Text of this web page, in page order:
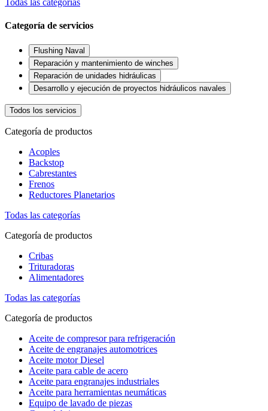
Todas las categorías
Categoría de servicios
Flushing Naval
Reparación y mantenimiento de winches
Reparación de unidades hidráulicas
Desarrollo y ejecución de proyectos hidráulicos navales
Todos los servicios
Categoría de productos
Acoples
Backstop
Cabrestantes
Frenos
Reductores Planetarios
Todas las categorías
Categoría de productos
Cribas
Trituradoras
Alimentadores
Todas las categorías
Categoría de productos
Aceite de compresor para refrigeración
Aceite de engranajes automotrices
Aceite motor Diesel
Aceite para cable de acero
Aceite para engranajes industriales
Aceite para herramientas neumáticas
Equipo de lavado de piezas